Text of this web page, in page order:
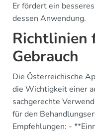
Er fördert ein
dessen Anwendung.
Richtlinien
Gebrauch
Die Österreichische
die Wichtigkeit einer
sachgerechte
für den
Empfehlungen: -